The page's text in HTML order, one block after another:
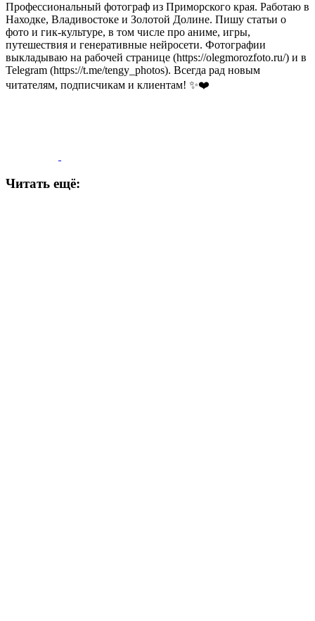
Профессиональный фотограф из Приморского края. Работаю в
Находке, Владивостоке и Золотой Долине. Пишу статьи о
фото и гик-культуре, в том числе про аниме, игры,
путешествия и генеративные нейросети. Фотографии
выкладываю на рабочей странице (https://olegmorozfoto.ru/) и в
Telegram (https://t.me/tengy_photos). Всегда рад новым
читателям, подписчикам и клиентам! ✨❤️
Читать ещё: